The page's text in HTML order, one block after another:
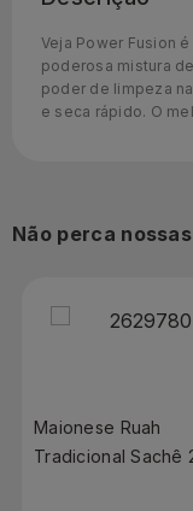
Veja Power Fusion
poderosa mistura
poder de limpeza
e seca rápido. O
Não perca
Maionese Ruah
Tradicional Sachê